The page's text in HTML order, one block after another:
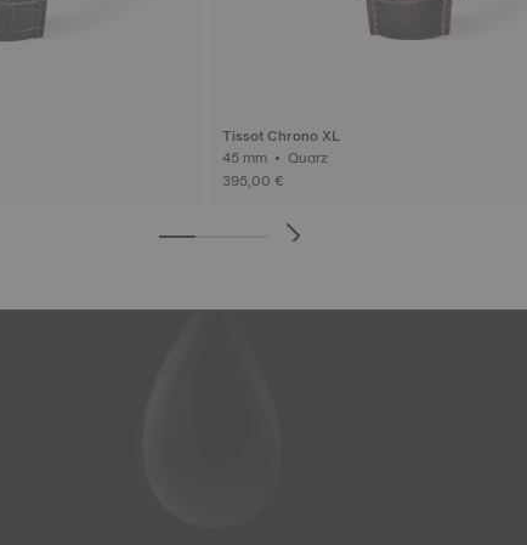
Tissot Chrono XL
45 mm • Quarz
395,00 €